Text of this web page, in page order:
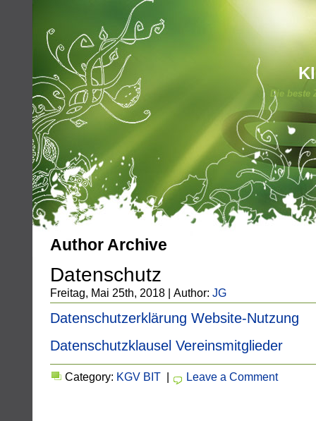
Die beste
Author Archive
Datenschutz
Freitag, Mai 25th, 2018 | Author: JG
Datenschutzerklärung Website-Nutzung
Datenschutzklausel Vereinsmitglieder
Category: KGV BIT | Leave a Comment